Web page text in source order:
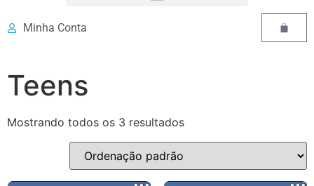
Minha Conta
Teens
Mostrando todos os 3 resultados